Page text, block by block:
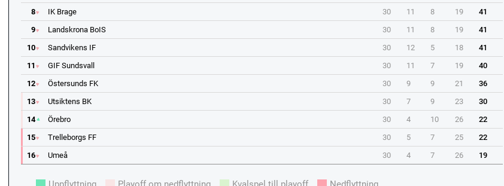
8
IK Brage 30 11 8 19
41
9
Landskrona BoIS 30 11 8 19
41
10
Sandvikens IF 30 12 5 18
41
11
GIF Sundsvall 30 11 7 19
40
12
Östersunds FK 30 9 9 21
36
13
Utsiktens BK 30 7 9 23
30
14
Örebro 30 4 10 26
22
15
Trelleborgs FF 30 5 7 25
22
16
Umeå 30 4 7 26 19